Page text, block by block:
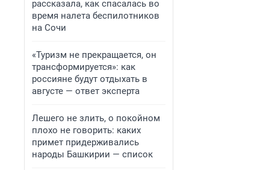
рассказала, как спасалась во
время налета беспилотников
на Сочи
«Туризм не прекращается, он
трансформируется»: как
россияне будут отдыхать в
августе — ответ эксперта
Лешего не злить, о покойном
плохо не говорить: каких
примет придерживались
народы Башкирии — список